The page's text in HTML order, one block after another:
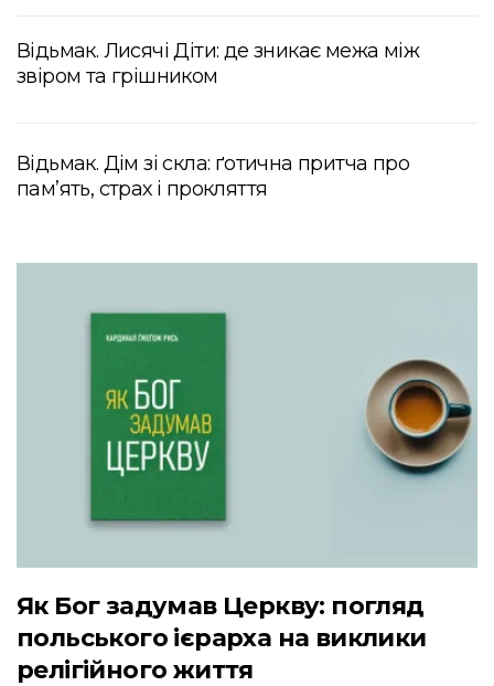
Відьмак. Лисячі Діти: де зникає межа між
звіром та грішником
Відьмак. Дім зі скла: ґотична притча про
пам’ять, страх і прокляття
Як Бог задумав Церкву: погляд
польського ієрарха на виклики
релігійного життя